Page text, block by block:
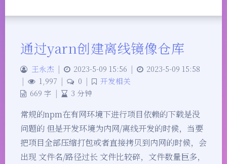
通过yarn创建离线镜像仓库
王永杰 | 2023-5-09 15:56 |
2023-5-09 15:58
|
1,997 | 0 |
开发相关
669 字 | 3 分钟
常规的npm在有网环境下进行项目依赖的下载是没
问题的 但是开发环境为内网/离线开发的时候，当要
把项目全部压缩打包或者直接拷贝到内网的时候，会
出现 文件名/路径过长 文件比较碎，文件数量巨多，